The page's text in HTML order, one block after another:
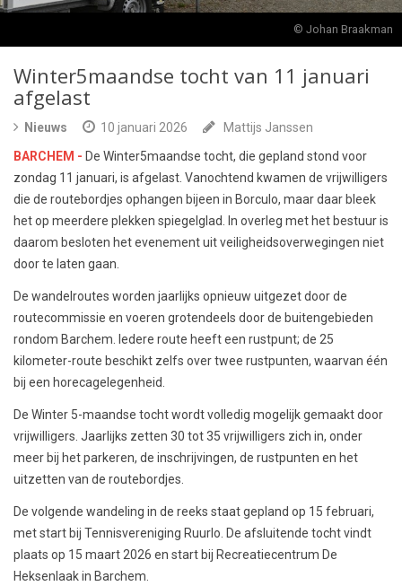
© Johan Braakman
Winter5maandse tocht van 11 januari
afgelast
Nieuws 10 januari 2026
Mattijs Janssen
BARCHEM - De Winter5maandse tocht, die gepland stond voor
zondag 11 januari, is afgelast. Vanochtend kwamen de vrijwilligers
die de routebordjes ophangen bijeen in Borculo, maar daar bleek
het op meerdere plekken spiegelglad. In overleg met het bestuur is
daarom besloten het evenement uit veiligheidsoverwegingen niet
door te laten gaan.
De wandelroutes worden jaarlijks opnieuw uitgezet door de
routecommissie en voeren grotendeels door de buitengebieden
rondom Barchem. Iedere route heeft een rustpunt; de 25
kilometer-route beschikt zelfs over twee rustpunten, waarvan één
bij een horecagelegenheid.
De Winter 5-maandse tocht wordt volledig mogelijk gemaakt door
vrijwilligers. Jaarlijks zetten 30 tot 35 vrijwilligers zich in, onder
meer bij het parkeren, de inschrijvingen, de rustpunten en het
uitzetten van de routebordjes.
De volgende wandeling in de reeks staat gepland op 15 februari,
met start bij Tennisvereniging Ruurlo. De afsluitende tocht vindt
plaats op 15 maart 2026 en start bij Recreatiecentrum De
Heksenlaak in Barchem.